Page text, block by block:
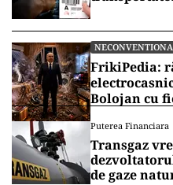
FrikiPedia:
Bolojan cu
Puterea Financiara
Transgaz
de gaze